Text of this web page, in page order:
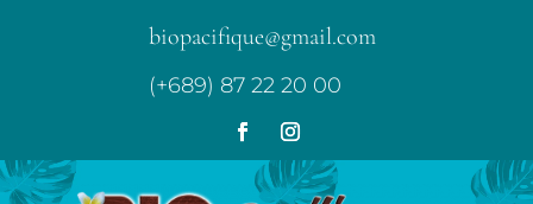
biopacifique@gmail.com
(+689) 87 22 20 00